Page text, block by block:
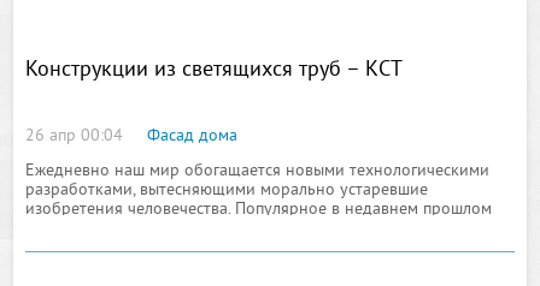
Конструкции из светящихся труб – КСТ
26 апр 00:04
Фасад дома
Ежедневно наш мир обогащается новыми технологическими
разработками, вытесняющими морально устаревшие
изобретения человечества. Популярное в недавнем прошлом